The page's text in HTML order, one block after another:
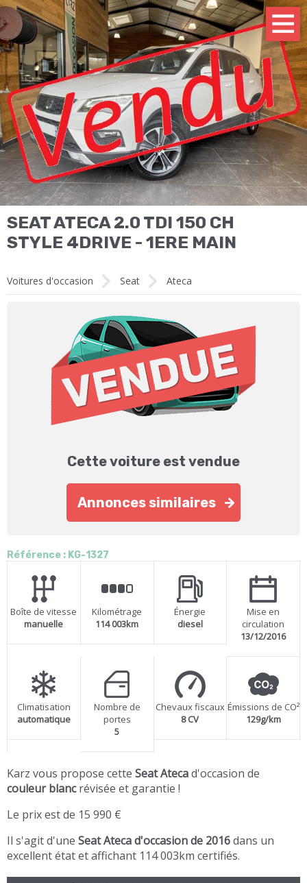
SEAT ATECA 2.0 TDI 150 CH
STYLE 4DRIVE - 1ERE MAIN
Voitures d'occasion Seat Ateca
Cette voiture est vendue
Annonces similaires
Référence : KG-1327
Boîte de vitesse
manuelle
Kilométrage
114 003km
Énergie
diesel
Mise en
circulation
13/12/2016
Climatisation
automatique
Nombre de
portes
5
Chevaux fiscaux
8 CV
Émissions de CO²
129g/km
Karz vous propose cette Seat Atecad'occasion de
couleur blancrévisée et garantie !
Le prix est de 15 990 €
Il s'agit d'une Seat Ateca d'occasion de 2016dans un
excellent état et affichant 114 003km certifiés.